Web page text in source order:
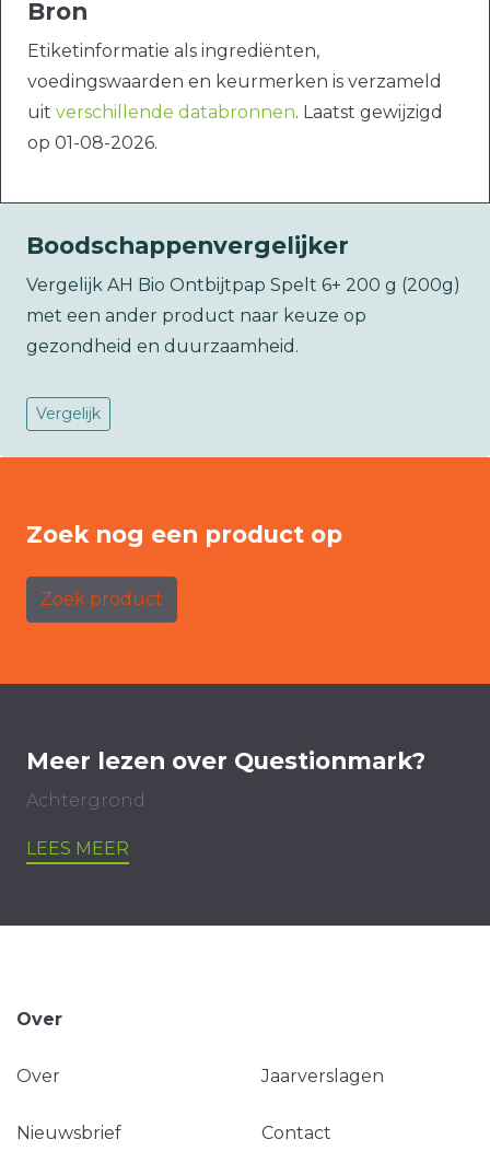
Bron
Etiketinformatie als ingrediënten,
voedingswaarden en keurmerken is verzameld
uit verschillende databronnen. Laatst gewijzigd
op 01-08-2026.
Boodschappenvergelijker
Vergelijk AH Bio Ontbijtpap Spelt 6+ 200 g (200g)
met een ander product naar keuze op
gezondheid en duurzaamheid.
Vergelijk
Zoek nog een product op
Zoek product
Meer lezen over Questionmark?
Achtergrond
LEES MEER
Over
Over Jaarverslagen
Nieuwsbrief Contact